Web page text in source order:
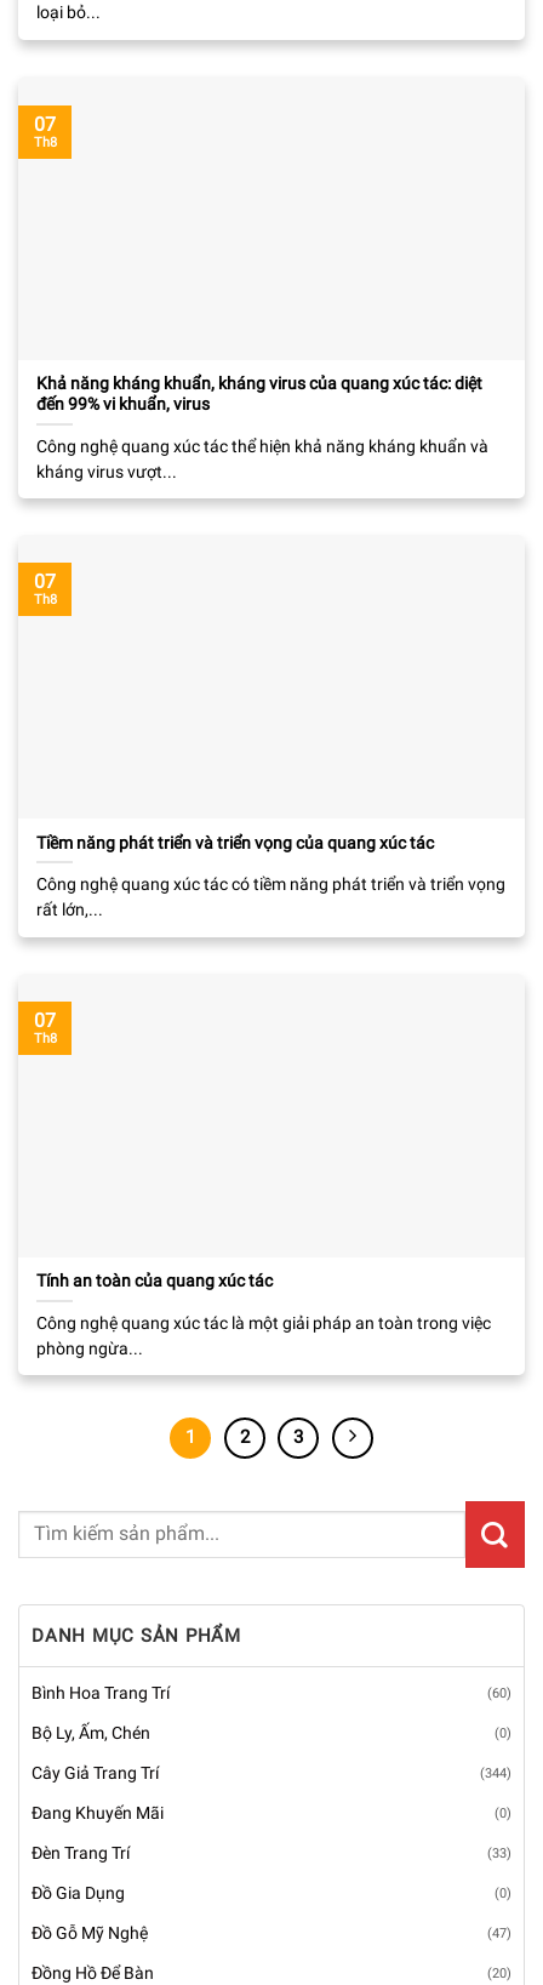
loại bỏ...
Khả năng kháng khuẩn, kháng virus của quang xúc tác: diệt
đến 99% vi khuẩn, virus
Công nghệ quang xúc tác thể hiện khả năng kháng khuẩn và
kháng virus vượt...
07
Th8
Tiềm năng phát triển và triển vọng của quang xúc tác
Công nghệ quang xúc tác có tiềm năng phát triển và triển vọng
rất lớn,...
07
Th8
Tính an toàn của quang xúc tác
Công nghệ quang xúc tác là một giải pháp an toàn trong việc
phòng ngừa...
07
Th8
1 2 3
DANH MỤC SẢN PHẨM
Bình Hoa Trang Trí (60)
Bộ Ly, Ấm, Chén (0)
Cây Giả Trang Trí (344)
Đang Khuyến Mãi (0)
Đèn Trang Trí (33)
Đồ Gia Dụng (0)
Đồ Gỗ Mỹ Nghệ (47)
Đồng Hồ Để Bàn (20)